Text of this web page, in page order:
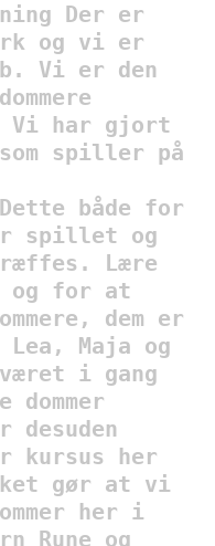
Der er
og vi er
Vi er den
Vi har gjort
spiller på
Dette både for
spillet og
Lære
og for at
dem er
Maja og
i gang
dommer
desuden
kursus her
gør at vi
her i
Rune og